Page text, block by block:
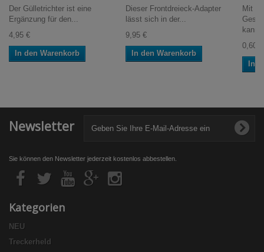
Der Gülletrichter ist eine
Ergänzung für den...
4,95 €
In den Warenkorb
Dieser Frontdreieck-Adapter
lässt sich in der...
9,95 €
In den Warenkorb
Mit
0,60 €
In
Newsletter
Sie können den Newsletter jederzeit kostenlos abbestellen.
Kategorien
NEU
Treckerheld